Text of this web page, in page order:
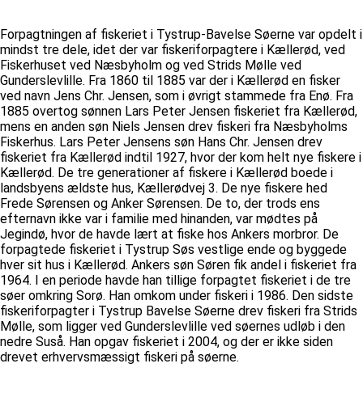
Forpagtningen af fiskeriet i Tystrup-Bavelse Søerne var opdelt i
mindst tre dele, idet der var fiskeriforpagtere i Kællerød, ved
Fiskerhuset ved Næsbyholm og ved Strids Mølle ved
Gunderslevlille. Fra 1860 til 1885 var der i Kællerød en fisker
ved navn Jens Chr. Jensen, som i øvrigt stammede fra Enø. Fra
1885 overtog sønnen Lars Peter Jensen fiskeriet fra Kællerød,
mens en anden søn Niels Jensen drev fiskeri fra Næsbyholms
Fiskerhus. Lars Peter Jensens søn Hans Chr. Jensen drev
fiskeriet fra Kællerød indtil 1927, hvor der kom helt nye fiskere i
Kællerød. De tre generationer af fiskere i Kællerød boede i
landsbyens ældste hus, Kællerødvej 3. De nye fiskere hed
Frede Sørensen og Anker Sørensen. De to, der trods ens
efternavn ikke var i familie med hinanden, var mødtes på
Jegindø, hvor de havde lært at fiske hos Ankers morbror. De
forpagtede fiskeriet i Tystrup Søs vestlige ende og byggede
hver sit hus i Kællerød. Ankers søn Søren fik andel i fiskeriet fra
1964. I en periode havde han tillige forpagtet fiskeriet i de tre
søer omkring Sorø. Han omkom under fiskeri i 1986. Den sidste
fiskeriforpagter i Tystrup Bavelse Søerne drev fiskeri fra Strids
Mølle, som ligger ved Gunderslevlille ved søernes udløb i den
nedre Suså. Han opgav fiskeriet i 2004, og der er ikke siden
drevet erhvervsmæssigt fiskeri på søerne.